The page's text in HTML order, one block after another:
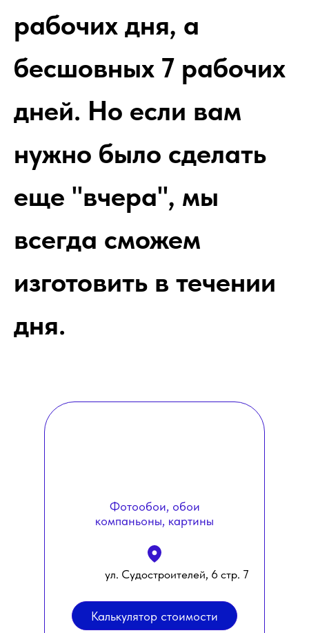
рабочих дня, а
бесшовных 7 рабочих
дней. Но если вам
нужно было сделать
еще "вчера", мы
всегда сможем
изготовить в течении
дня.
Калькулятор стоимости
ул. Судостроителей, 6 стр. 7
Фотообои, обои
компаньоны, картины